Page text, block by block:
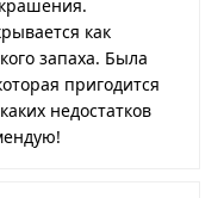
как
запаха. Была
пригодится
недостатков